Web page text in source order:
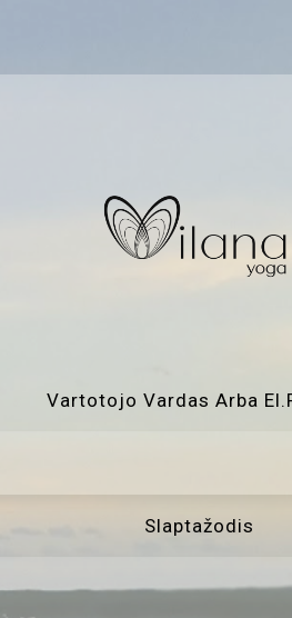
Vartotojo Vardas Arba
Slaptažodis